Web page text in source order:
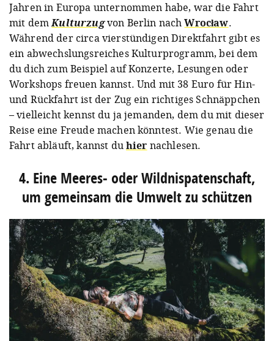
Jahren in Europa unternommen habe, war die Fahrt
mit demKulturzugvon Berlin nachWrocław.
Während der circa vierstündigen Direktfahrt gibt es
ein abwechslungsreiches Kulturprogramm, bei dem
du dich zum Beispiel auf Konzerte, Lesungen oder
Workshops freuen kannst. Und mit 38 Euro für Hin-
und Rückfahrt ist der Zug ein richtiges Schnäppchen
– vielleicht kennst du ja jemanden, dem du mit dieser
Reise eine Freude machen könntest. Wie genau die
Fahrt abläuft, kannst duhier nachlesen.
4. Eine Meeres- oder Wildnispatenschaft,
um gemeinsam die Umwelt zu schützen